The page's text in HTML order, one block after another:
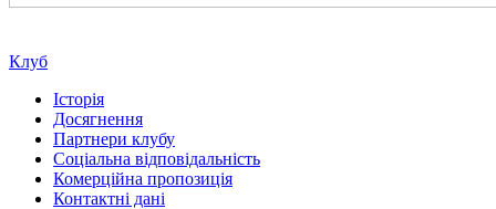
Клуб
Історія
Досягнення
Партнери клубу
Соціальна відповідальність
Комерційна пропозиція
Контактні дані